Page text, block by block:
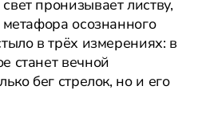
пронизывает листву,
осознанного
в трёх измерениях: в
станет вечной
бег стрелок, но и его